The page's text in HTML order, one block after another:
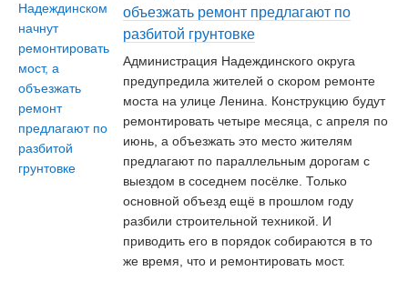
объезжать ремонт предлагают по
разбитой грунтовке
Администрация Надеждинского округа
предупредила жителей о скором ремонте
моста на улице Ленина. Конструкцию будут
ремонтировать четыре месяца, с апреля по
июнь, а объезжать это место жителям
предлагают по параллельным дорогам с
выездом в соседнем посёлке. Только
основной объезд ещё в прошлом году
разбили строительной техникой. И
приводить его в порядок собираются в то
же время, что и ремонтировать мост.